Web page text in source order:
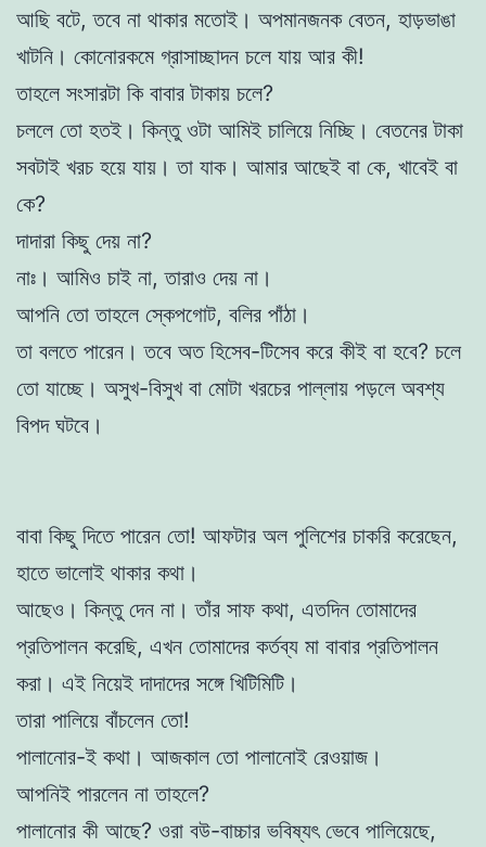
আছি বটে, তবে না থাকার মতোই। অপমানজনক বেতন, হাড়ভাঙা
খাটনি। কোনোরকমে গ্রাসাচ্ছাদন চলে যায় আর কী!
তাহলে সংসারটা কি বাবার টাকায় চলে?
চললে তো হতই। কিন্তু ওটা আমিই চালিয়ে নিচ্ছি। বেতনের টাকা
সবটাই খরচ হয়ে যায়। তা যাক। আমার আছেই বা কে, খাবেই বা
কে?
দাদারা কিছু দেয় না?
নাঃ। আমিও চাই না, তারাও দেয় না।
আপনি তো তাহলে স্কেপগোট, বলির পাঁঠা।
তা বলতে পারেন। তবে অত হিসেব-টিসেব করে কীই বা হবে? চলে
তো যাচ্ছে। অসুখ-বিসুখ বা মোটা খরচের পাল্লায় পড়লে অবশ্য
বিপদ ঘটবে।
বাবা কিছু দিতে পারেন তো! আফটার অল পুলিশের চাকরি করেছেন,
হাতে ভালোই থাকার কথা।
আছেও। কিন্তু দেন না। তাঁর সাফ কথা, এতদিন তোমাদের
প্রতিপালন করেছি, এখন তোমাদের কর্তব্য মা বাবার প্রতিপালন
করা। এই নিয়েই দাদাদের সঙ্গে খিটিমিটি।
তারা পালিয়ে বাঁচলেন তো!
পালানোর-ই কথা। আজকাল তো পালানোই রেওয়াজ।
আপনিই পারলেন না তাহলে?
পালানোর কী আছে? ওরা বউ-বাচ্চার ভবিষ্যৎ ভেবে পালিয়েছে,